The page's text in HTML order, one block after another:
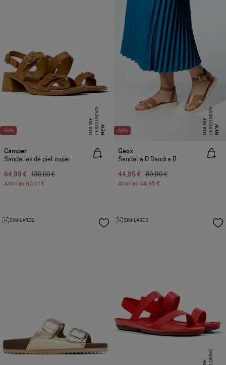
-50% NEW
E
X
C
L
US
I
V
O
O
N
L
I
N
E
Camper
Sandalias de piel mujer
64,99 € 130,00 €
Ahorras 65,01 €
-50% NEW
E
X
C
L
US
I
V
O
O
N
L
I
N
E
Geox
Sandalia D Dandra B
44,95 € 89,90 €
Ahorras 44,95 €
SIMILARES SIMILARES